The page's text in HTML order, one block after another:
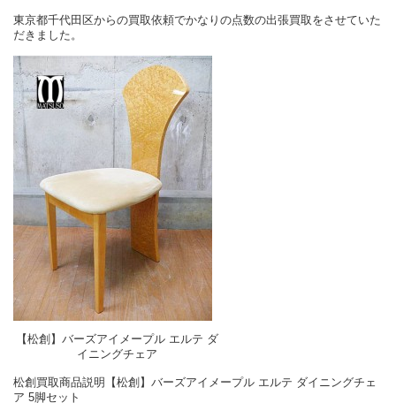
東京都千代田区からの買取依頼でかなりの点数の出張買取をさせていた
だきました。
【松創】バーズアイメープル エルテ ダ
イニングチェア
松創買取商品説明【松創】バーズアイメープル エルテ ダイニングチェ
ア 5脚セット